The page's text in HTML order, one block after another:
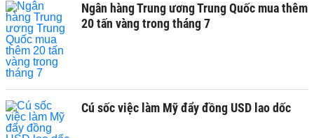
Ngân hàng Trung ương Trung Quốc mua thêm
20 tấn vàng trong tháng 7
Cú sốc việc làm Mỹ đẩy đồng USD lao dốc